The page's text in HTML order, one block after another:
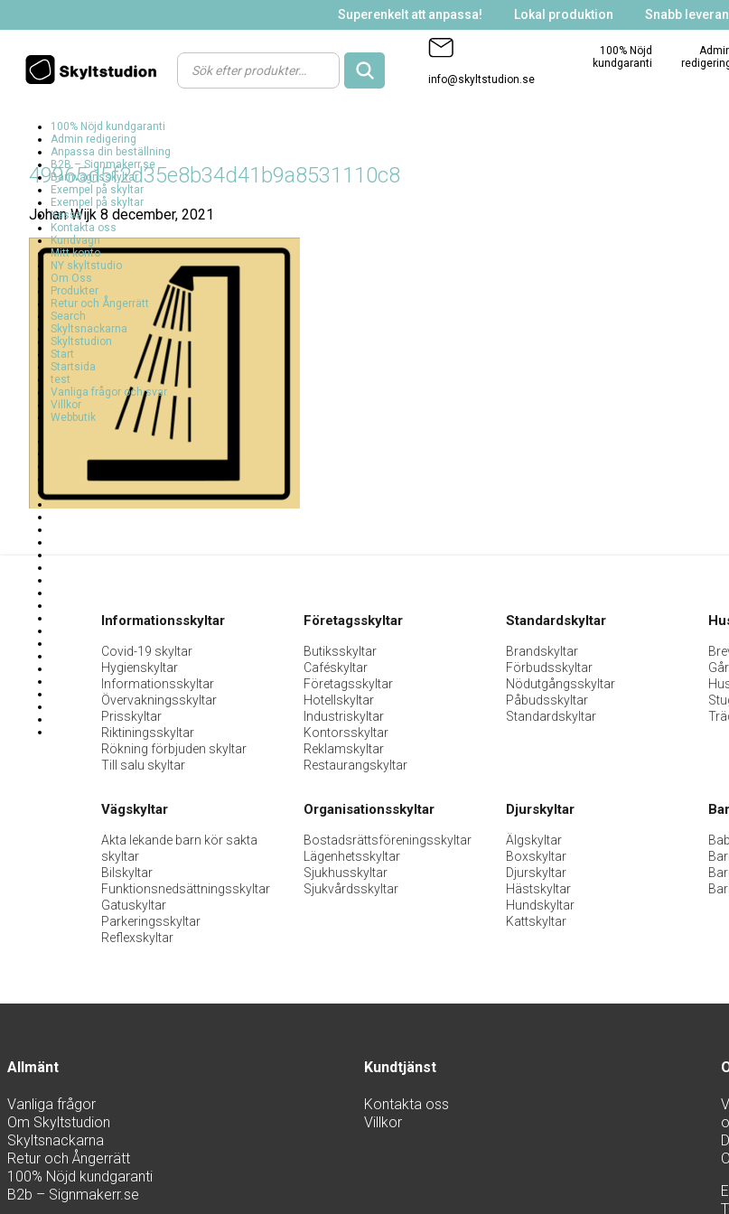
Superenkelt att anpassa! Lokal produktion Snabb
Products
search
info@skyltstudion.se
100% Nöjd
kundgaranti
100% Nöjd kundgaranti
Admin redigering
Anpassa din beställning
B2B – Signmakerr.se
Barnvagnsskyltar
Exempel på skyltar
Exempel på skyltar
Kassa
Kontakta oss
Kundvagn
Mitt konto
NY skyltstudio
Om Oss
Produkter
Retur och Ångerrätt
Search
Skyltsnackarna
Skyltstudion
Start
Startsida
test
Vanliga frågor och svar
Villkor
Webbutik
49965d5f2d35e8b34d41b9a8531110c8
Johan Wijk 8 december, 2021
Informationsskyltar
Covid-19 skyltar
Hygienskyltar
Informationsskyltar
Övervakningsskyltar
Prisskyltar
Riktiningsskyltar
Rökning förbjuden skyltar
Till salu skyltar
Företagsskyltar
Butiksskyltar
Caféskyltar
Företagsskyltar
Hotellskyltar
Industriskyltar
Kontorsskyltar
Reklamskyltar
Restaurangskyltar
Standardskyltar
Brandskyltar
Förbudsskyltar
Nödutgångsskyltar
Påbudsskyltar
Standardskyltar
Vägskyltar
Akta lekande barn kör sakta
skyltar
Bilskyltar
Funktionsnedsättningsskyltar
Gatuskyltar
Parkeringsskyltar
Reflexskyltar
Organisationsskyltar
Bostadsrättsföreningsskyltar
Lägenhetsskyltar
Sjukhusskyltar
Sjukvårdsskyltar
Djurskyltar
Älgskyltar
Boxskyltar
Djurskyltar
Hästskyltar
Hundskyltar
Kattskyltar
Allmänt
Vanliga frågor
Om Skyltstudion
Skyltsnackarna
Retur och Ångerrätt
100% Nöjd kundgaranti
B2b – Signmakerr.se
Kundtjänst
Kontakta oss
Villkor